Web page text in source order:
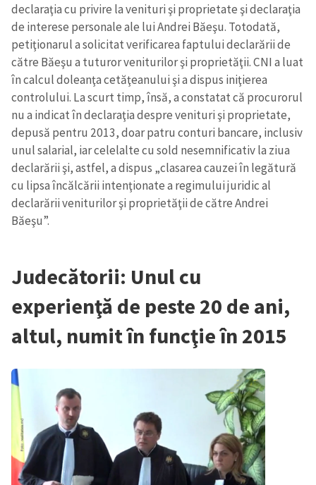
declaraţia cu privire la venituri şi proprietate şi declaraţia
de interese personale ale lui Andrei Băeşu. Totodată,
petiţionarul a solicitat verificarea faptului declarării de
către Băeşu a tuturor veniturilor şi proprietăţii. CNI a luat
în calcul doleanţa cetăţeanului şi a dispus iniţierea
controlului. La scurt timp, însă, a constatat că procurorul
nu a indicat în declaraţia despre venituri şi proprietate,
depusă pentru 2013, doar patru conturi bancare, inclusiv
unul salarial, iar celelalte cu sold nesemnificativ la ziua
declarării şi, astfel, a dispus „clasarea cauzei în legătură
cu lipsa încălcării intenţionate a regimului juridic al
declarării veniturilor şi proprietăţii de către Andrei
Băeşu”.
Judecătorii: Unul cu
experienţă de peste 20 de ani,
altul, numit în funcţie în 2015